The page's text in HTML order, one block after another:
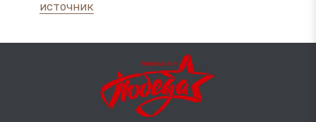
источник